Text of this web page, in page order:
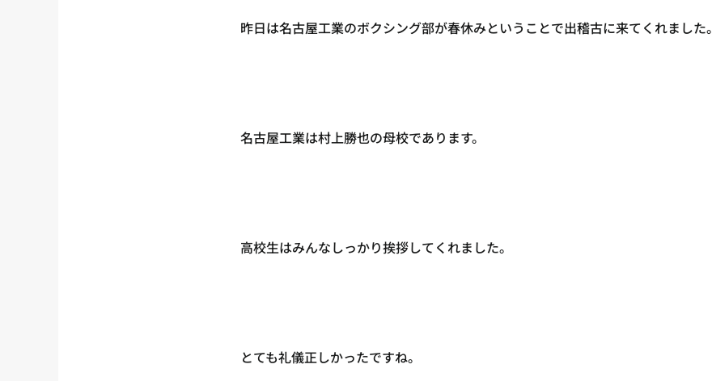
昨日は名古屋工業のボクシング部が春休みということで出稽古に来てくれました。
名古屋工業は村上勝也の母校であります。
高校生はみんなしっかり挨拶してくれました。
とても礼儀正しかったですね。